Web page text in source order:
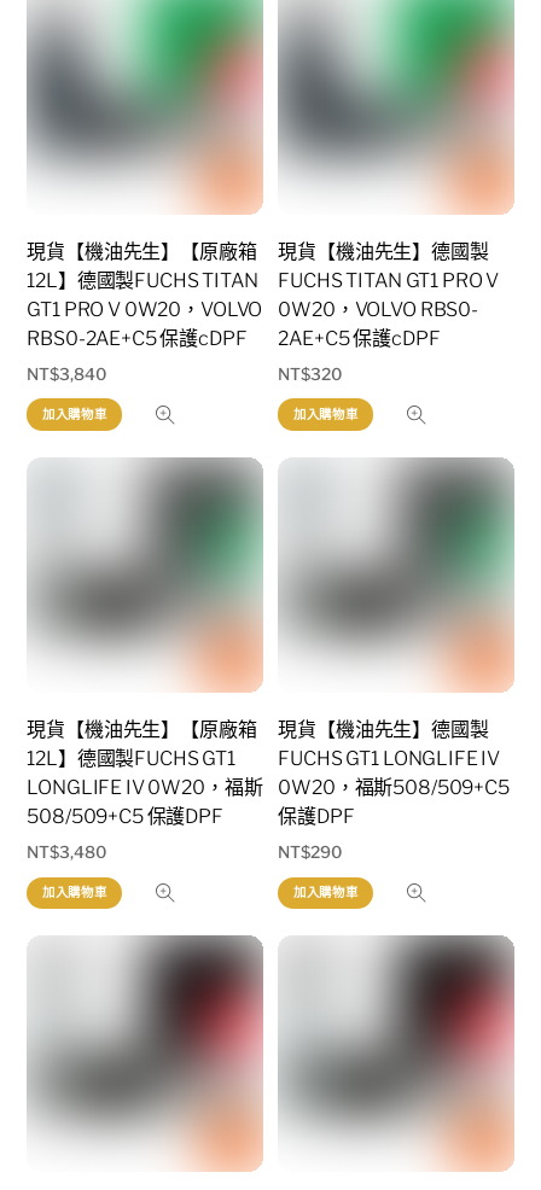
現貨【機油先生】【原廠箱
12L】德國製FUCHS TITAN
GT1 PRO V 0W20，VOLVO
RBS0-2AE+C5 保護cDPF
NT$3,840
加入購物車
現貨【機油先生】德國製
FUCHS TITAN GT1 PRO V
0W20，VOLVO RBS0-
2AE+C5 保護cDPF
NT$320
加入購物車
現貨【機油先生】【原廠箱
12L】德國製FUCHS GT1
LONGLIFE IV 0W20，福斯
508/509+C5 保護DPF
NT$3,480
加入購物車
現貨【機油先生】德國製
FUCHS GT1 LONGLIFE IV
0W20，福斯508/509+C5
保護DPF
NT$290
加入購物車